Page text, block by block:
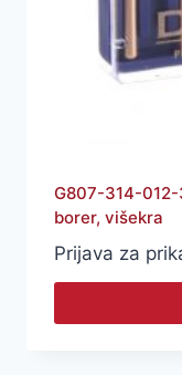
G807-314-
borer, višekra
Prijava za